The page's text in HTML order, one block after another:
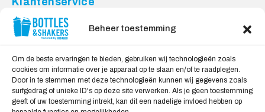
Beheer toestemming
Om de beste ervaringen te bieden, gebruiken wij technologieën zoals
cookies om informatie over je apparaat op te slaan en/of te raadplegen.
Door in te stemmen met deze technologieën kunnen wij gegevens zoals
surfgedrag of unieke ID's op deze site verwerken. Als je geen toestemming
geeft of uw toestemming intrekt, kan dit een nadelige invloed hebben op
Contact
Levering & Retourneren
Veilig Shoppen
My account
Winkelwagen